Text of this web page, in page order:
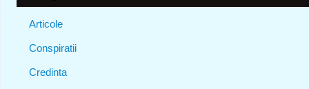
Articole
Conspiratii
Credinta